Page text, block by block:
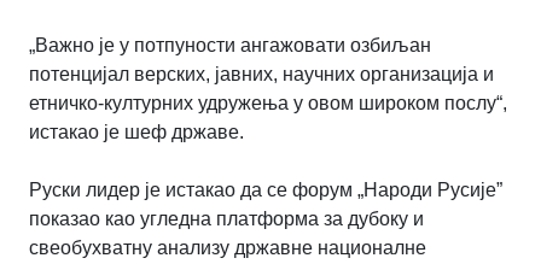
„Важно је у потпуности ангажовати озбиљан
потенцијал верских, јавних, научних организација и
етничко-културних удружења у овом широком послу“,
истакао је шеф државе.
Руски лидер је истакао да се форум „Народи Русије”
показао као угледна платформа за дубоку и
свеобухватну анализу државне националне